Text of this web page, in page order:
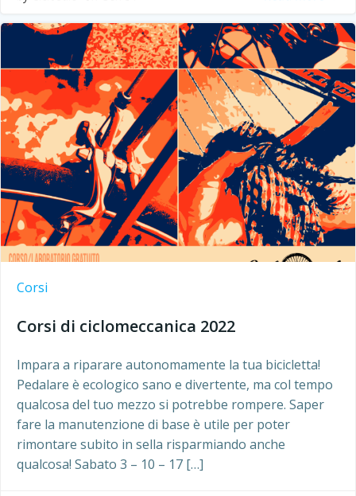
Corsi
Corsi di ciclomeccanica 2022
Impara a riparare autonomamente la tua bicicletta!
Pedalare è ecologico sano e divertente, ma col tempo
qualcosa del tuo mezzo si potrebbe rompere. Saper
fare la manutenzione di base è utile per poter
rimontare subito in sella risparmiando anche
qualcosa! Sabato 3 – 10 – 17 […]